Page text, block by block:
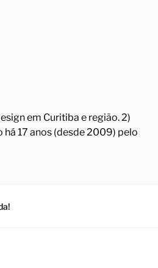
em Curitiba e região. 2)
há 17 anos (desde 2009) pelo